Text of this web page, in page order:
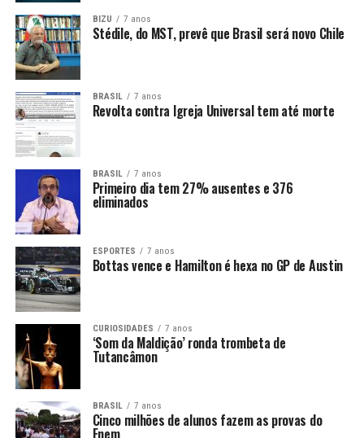
BIZU 7 anos
Stédile, do MST, prevê que Brasil será novo Chile
BRASIL 7 anos
Revolta contra Igreja Universal tem até morte
BRASIL 7 anos
Primeiro dia tem 27% ausentes e 376
eliminados
ESPORTES 7 anos
Bottas vence e Hamilton é hexa no GP de Austin
CURIOSIDADES 7 anos
‘Som da Maldição’ ronda trombeta de
Tutancâmon
BRASIL 7 anos
Cinco milhões de alunos fazem as provas do